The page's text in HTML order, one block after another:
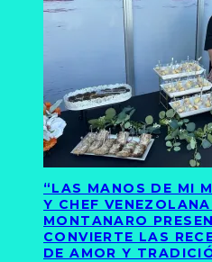
“LAS MANOS DE MI
Y CHEF
MONTANARO
CONVIERTE LAS
DE AMOR Y